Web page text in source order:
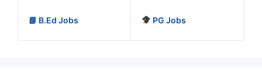
📘 B.Ed Jobs PG Jobs